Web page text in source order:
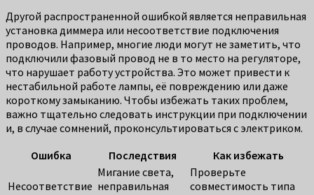
Другой распространенной ошибкой является неправильная
установка диммера или несоответствие подключения
проводов. Например, многие люди могут не заметить, что
подключили фазовый провод не в то место на регуляторе,
что нарушает работу устройства. Это может привести к
нестабильной работе лампы, её повреждению или даже
короткому замыканию. Чтобы избежать таких проблем,
важно тщательно следовать инструкции при подключении
и, в случае сомнений, проконсультироваться с электриком.
Ошибка
Последствия Как избежать
Несоответствие
Мигание света,
неправильная
Проверьте
совместимость типа